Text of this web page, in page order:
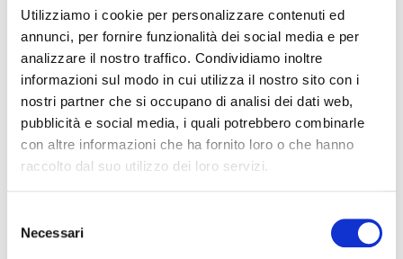
Utilizziamo i cookie per personalizzare contenuti ed
annunci, per fornire funzionalità dei social media e per
analizzare il nostro traffico. Condividiamo inoltre
informazioni sul modo in cui utilizza il nostro sito con i
nostri partner che si occupano di analisi dei dati web,
pubblicità e social media, i quali potrebbero combinarle
con altre informazioni che ha fornito loro o che hanno
raccolto dal suo utilizzo dei loro servizi.
delNecessari
5. Industria e macchinari:
protezione e sicurezza
industriali
Schermi di protezione e box di
sicurezza